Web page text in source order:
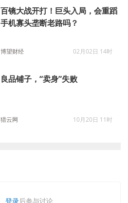
百镜大战开打！巨头入局，会重蹈
手机寡头垄断老路吗？
博望财经 02月02日 14时
良品铺子，“卖身”失败
猎云网 10月20日 11时
登录后参与讨论